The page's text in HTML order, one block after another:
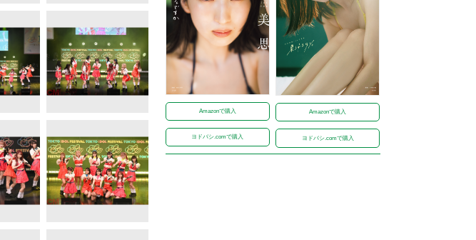
Amazonで購入
ヨドバシ.comで購入
Amazonで購入
ヨドバシ.comで購入